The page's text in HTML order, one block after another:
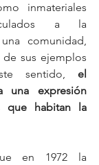
inmateriales
a la
comunidad,
sus ejemplos
sentido, el
una expresión
que habitan la
en 1972 la